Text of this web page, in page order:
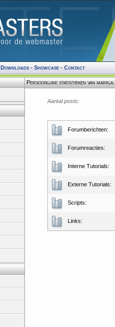
Downloads- Showcase- Contact
Persoonlijke statistieken van markla:
Aantal posts:
Forumberichten:
Forumreacties:
Interne Tutorials:
Externe Tutorials:
Scripts:
Links: